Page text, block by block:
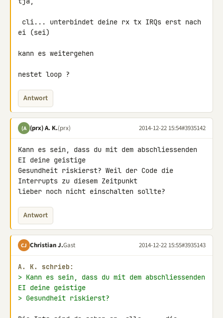
ei (sei)
kann es weitergehen
nestet loop ?
Antwort
(A (prx) A. K.(prx) 2014-12-22 15:54#3935142
Kann es sein, dass du mit dem abschliessenden
EI deine geistige
Gesundheit riskierst? Weil der Code die
Interrupts zu diesem Zeitpunkt
lieber noch nicht einschalten sollte?
Antwort
CJ Christian J.Gast 2014-12-22 15:55#3935143
A. K. schrieb:
> Kann es sein, dass du mit dem abschliessenden
EI deine geistige
> Gesundheit riskierst?